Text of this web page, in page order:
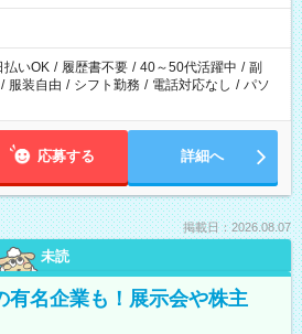
払いOK / 履歴書不要 / 40～50代活躍中 / 副
/ 服装自由 / シフト勤務 / 電話対応なし / パソ
応募する 詳細へ
掲載日：2026.08.07
未読
有名企業も！展示会や株主